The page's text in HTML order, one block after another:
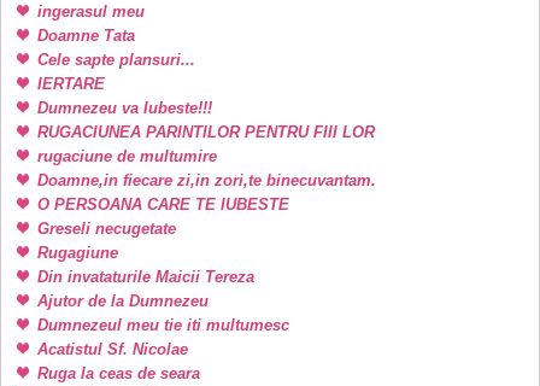
ingerasul meu
Doamne Tata
Cele sapte plansuri...
IERTARE
Dumnezeu va Iubeste!!!
RUGACIUNEA PARINTILOR PENTRU FIII LOR
rugaciune de multumire
Doamne,in fiecare zi,in zori,te binecuvantam.
O PERSOANA CARE TE IUBESTE
Greseli necugetate
Rugagiune
Din invataturile Maicii Tereza
Ajutor de la Dumnezeu
Dumnezeul meu tie iti multumesc
Acatistul Sf. Nicolae
Ruga la ceas de seara